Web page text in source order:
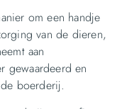
om een handje
van de dieren,
aan
gewaardeerd en
boerderij.